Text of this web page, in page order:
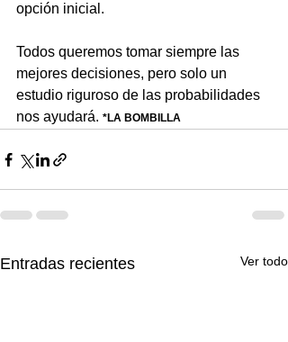
opción inicial.
Todos queremos tomar siempre las
mejores decisiones, pero solo un
estudio riguroso de las probabilidades
nos ayudará. *LA BOMBILLA
Entradas recientes Ver todo